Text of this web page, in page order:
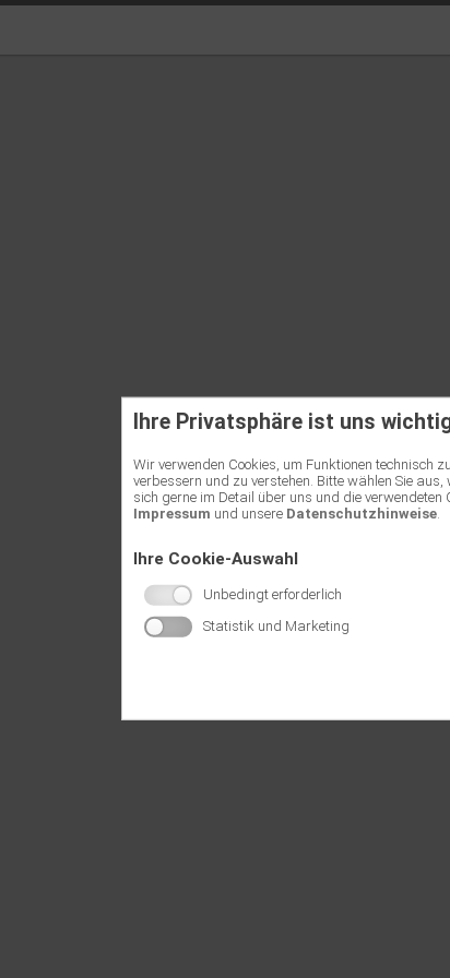
Ihre Privatsphäre ist uns
Wir verwenden Cookies, um Funktionen
verbessern und zu verstehen. Bitte wählen Sie aus,
sich gerne im Detail über uns und die
Impressum und unsere Datenschutzhinweise
Ihre Cookie-Auswahl
Unbedingt erforderlich
Statistik und Marketing